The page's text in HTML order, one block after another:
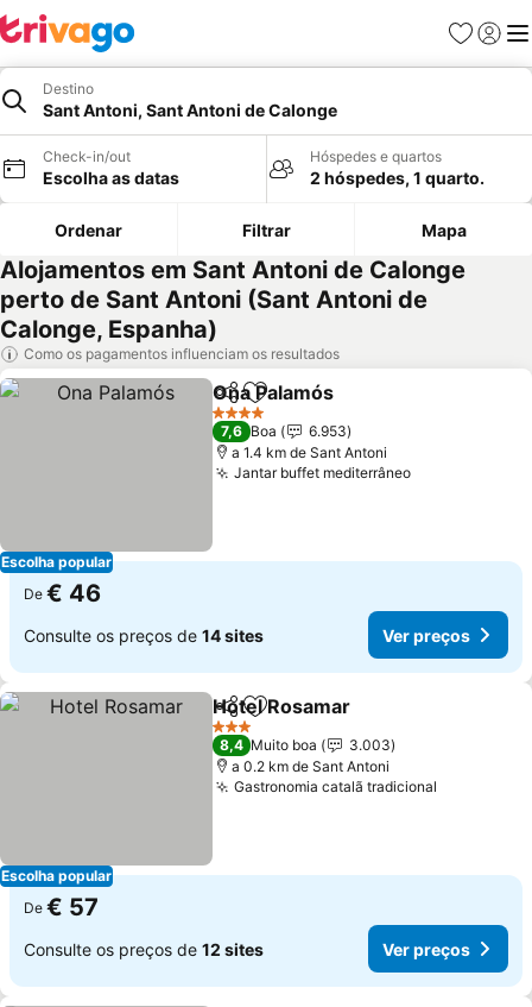
Favoritos
Iniciar
Destino
Sant Antoni, Sant Antoni de Calonge
Check-in/out
Escolha as datas
Hóspedes e quartos
2 hóspedes, 1 quarto.
Ordenar Filtrar Mapa
Alojamentos em Sant Antoni de Calonge
perto de Sant Antoni (Sant Antoni de
Calonge, Espanha)
Como os pagamentos influenciam os resultados
Escolha popular
PartilharAdicionar aos favoritos
Ona Palamós
4 Estrelas
7,6 Boa
6.953
a 1.4 km de Sant Antoni
Jantar buffet mediterrâneo
De € 46
Consulte os preços de 14 sites Ver preços
Escolha popular
PartilharAdicionar aos favoritos
Hotel Rosamar
3 Estrelas
8,4 Muito boa
3.003
a 0.2 km de Sant Antoni
Gastronomia catalã tradicional
De € 57
Consulte os preços de 12 sites Ver preços